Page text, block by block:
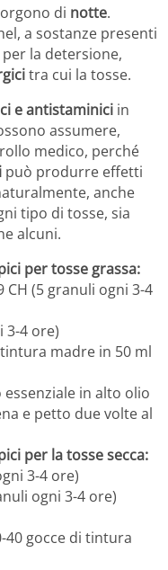
di notte.
a sostanze presenti
la detersione,
tra cui la tosse.
e antistaminici in
assumere,
medico, perché
può produrre effetti
anche
tipo di tosse, sia
alcuni.
per tosse grassa:
(5 granuli ogni 3-4
3-4 ore)
madre in 50 ml
in alto olio
e petto due volte al
per la tosse secca:
3-4 ore)
ogni 3-4 ore)
40 gocce di tintura